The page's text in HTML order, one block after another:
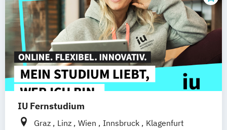
IU Fernstudium
Graz Linz Wien Innsbruck
Klagenfurt